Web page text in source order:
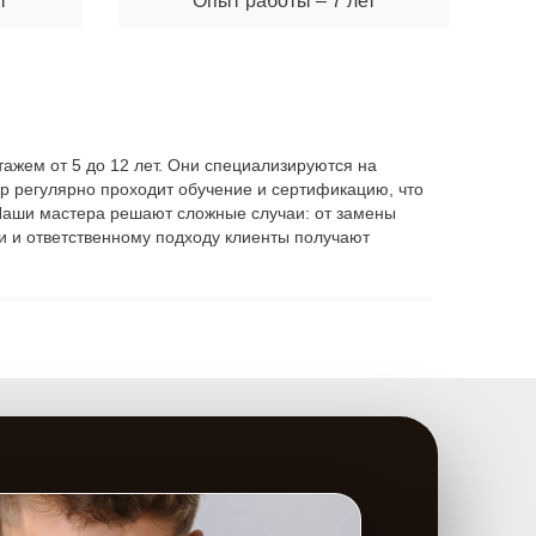
от 5 до 12 лет. Они специализируются на
проходит обучение и сертификацию, что
мастера решают сложные случаи: от замены
ответственному подходу клиенты получают